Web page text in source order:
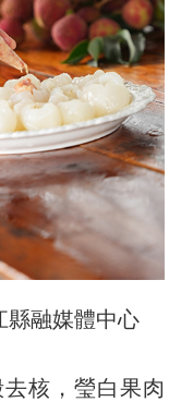
縣融媒體中心
核，瑩白果肉